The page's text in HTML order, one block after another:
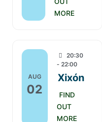
MORE
AUG
02
20:30
- 22:00
Xixón
FIND
OUT
MORE